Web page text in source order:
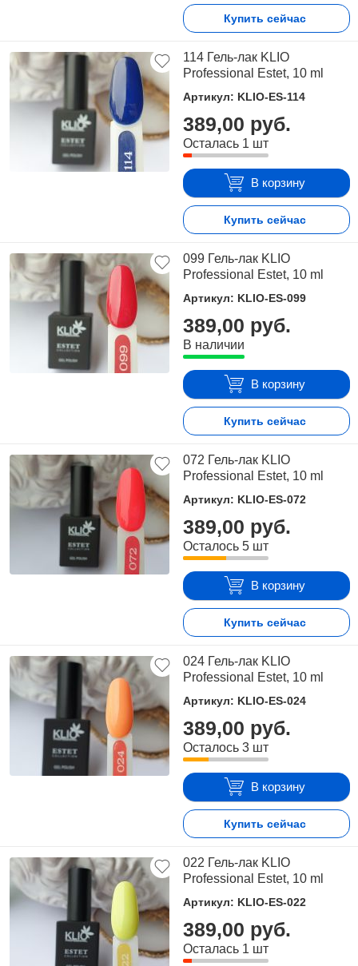
Купить сейчас
114 Гель-лак KLIO
Professional Estet, 10 ml
Артикул: KLIO-ES-114
389,00 руб.
Осталась 1 шт
В корзину
Купить сейчас
099 Гель-лак KLIO
Professional Estet, 10 ml
Артикул: KLIO-ES-099
389,00 руб.
В наличии
В корзину
Купить сейчас
072 Гель-лак KLIO
Professional Estet, 10 ml
Артикул: KLIO-ES-072
389,00 руб.
Осталось 5 шт
В корзину
Купить сейчас
024 Гель-лак KLIO
Professional Estet, 10 ml
Артикул: KLIO-ES-024
389,00 руб.
Осталось 3 шт
В корзину
Купить сейчас
022 Гель-лак KLIO
Professional Estet, 10 ml
Артикул: KLIO-ES-022
389,00 руб.
Осталась 1 шт